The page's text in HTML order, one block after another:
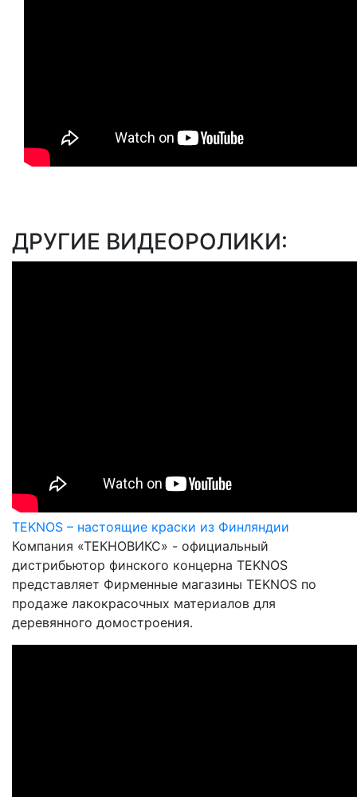
ДРУГИЕ ВИДЕОРОЛИКИ:
TEKNOS – настоящие краски из Финляндии
Компания «ТЕКНОВИКС» - официальный
дистрибьютор финского концерна TEKNOS
представляет Фирменные магазины TEKNOS по
продаже лакокрасочных материалов для
деревянного домостроения.